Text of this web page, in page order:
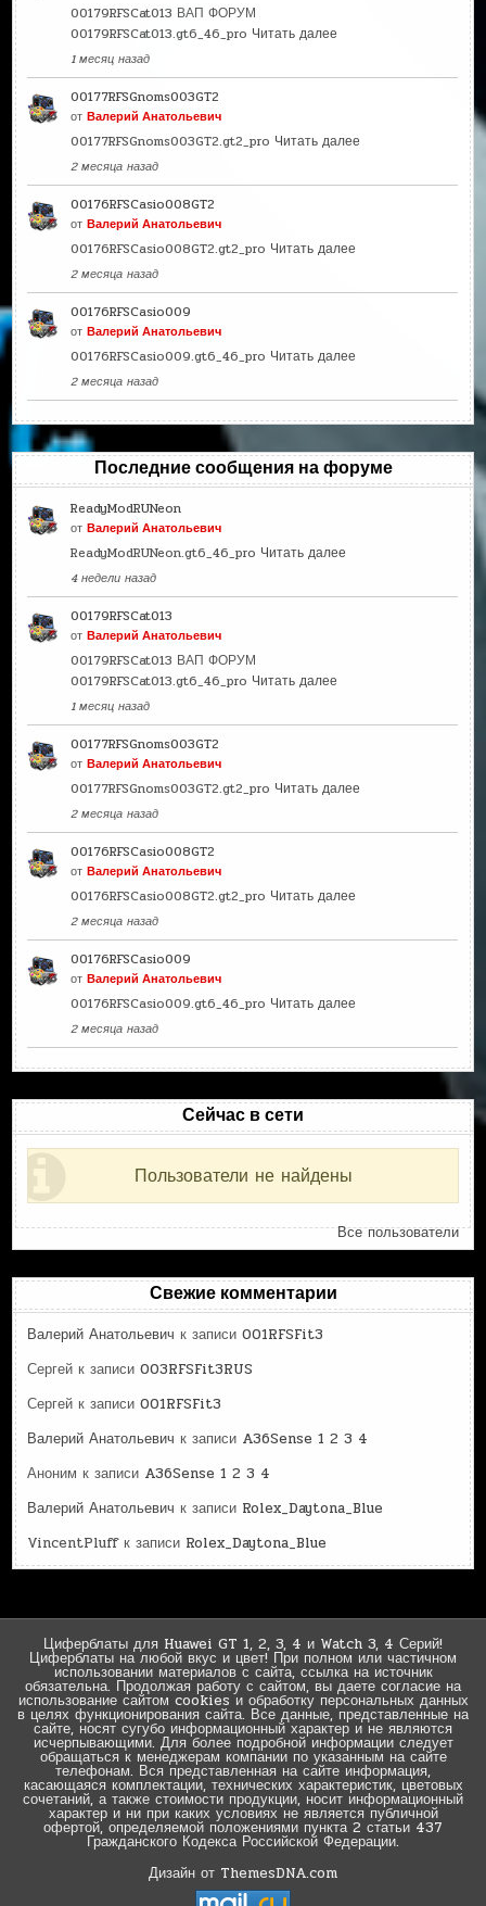
00179RFSCat013 ВАП ФОРУМ
00179RFSCat013.gt6_46_pro Читать далее
1 месяц назад
00177RFSGnoms003GT2
отВалерий Анатольевич
00177RFSGnoms003GT2.gt2_pro Читать далее
2 месяца назад
00176RFSCasio008GT2
отВалерий Анатольевич
00176RFSCasio008GT2.gt2_pro Читать далее
2 месяца назад
00176RFSCasio009
отВалерий Анатольевич
00176RFSCasio009.gt6_46_pro Читать далее
2 месяца назад
Последние сообщения на форуме
ReadyModRUNeon
отВалерий Анатольевич
ReadyModRUNeon.gt6_46_pro Читать далее
4 недели назад
00179RFSCat013
отВалерий Анатольевич
00179RFSCat013 ВАП ФОРУМ
00179RFSCat013.gt6_46_pro Читать далее
1 месяц назад
00177RFSGnoms003GT2
отВалерий Анатольевич
00177RFSGnoms003GT2.gt2_pro Читать далее
2 месяца назад
00176RFSCasio008GT2
отВалерий Анатольевич
00176RFSCasio008GT2.gt2_pro Читать далее
2 месяца назад
00176RFSCasio009
отВалерий Анатольевич
00176RFSCasio009.gt6_46_pro Читать далее
2 месяца назад
Сейчас в сети
Пользователи не найдены
Все пользователи
Свежие комментарии
Валерий Анатольевич к записи001RFSFit3
Сергей к записи003RFSFit3RUS
Сергей к записи001RFSFit3
Валерий Анатольевич к записи A36Sense 1 2 3 4
Аноним к записи A36Sense 1 2 3 4
Валерий Анатольевич к записи Rolex_Daytona_Blue
VincentPluffк записи Rolex_Daytona_Blue
Циферблаты для Huawei GT 1, 2, 3, 4 и Watch 3, 4 Серий!
Циферблаты на любой вкус и цвет! При полном или частичном
использовании материалов с сайта, ссылка на источник
обязательна. Продолжая работу с сайтом, вы даете согласие на
использование сайтом cookies и обработку персональных данных
в целях функционирования сайта. Все данные, представленные на
сайте, носят сугубо информационный характер и не являются
исчерпывающими. Для более подробной информации следует
обращаться к менеджерам компании по указанным на сайте
телефонам. Вся представленная на сайте информация,
касающаяся комплектации, технических характеристик, цветовых
сочетаний, а также стоимости продукции, носит информационный
характер и ни при каких условиях не является публичной
офертой, определяемой положениями пункта 2 статьи 437
Гражданского Кодекса Российской Федерации.
Дизайн от ThemesDNA.com